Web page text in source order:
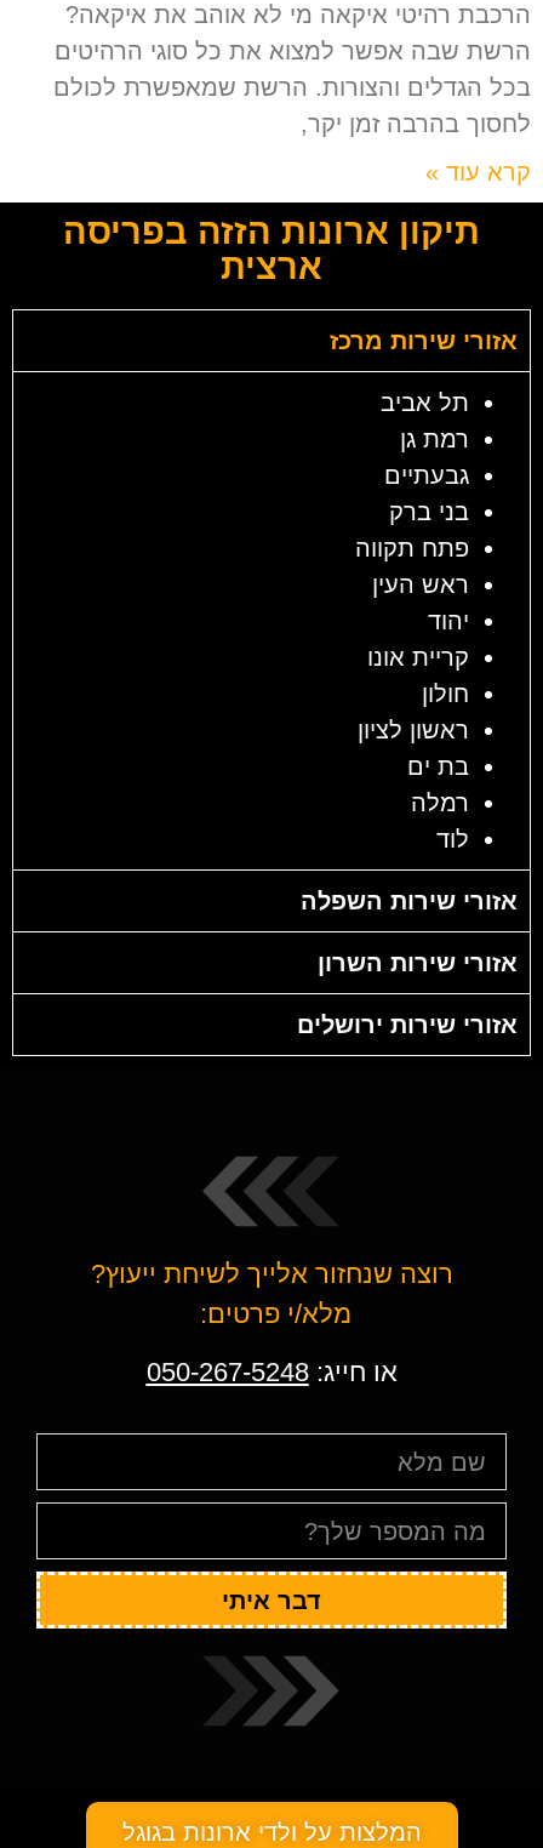
הרכבת רהיטי איקאה מי לא אוהב את איקאה?
הרשת שבה אפשר למצוא את כל סוגי הרהיטים
בכל הגדלים והצורות. הרשת שמאפשרת לכולם
לחסוך בהרבה זמן יקר,
קרא עוד »
תיקון ארונות הזזה בפריסה
ארצית
אזורי שירות מרכז
תל אביב
רמת גן
גבעתיים
בני ברק
פתח תקווה
ראש העין
יהוד
קריית אונו
חולון
ראשון לציון
בת ים
רמלה
לוד
אזורי שירות השפלה
אזורי שירות השרון
אזורי שירות ירושלים
רוצה שנחזור אלייך לשיחת ייעוץ?
מלא/י פרטים:
או חייג:050-267-5248
דבר איתי
המלצות על ולדי ארונות בגוגל